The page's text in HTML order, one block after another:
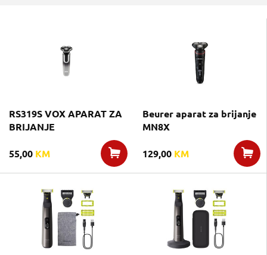
RS319S VOX APARAT ZA
BRIJANJE
55,00 KM
Beurer aparat za brijanje
MN8X
129,00 KM